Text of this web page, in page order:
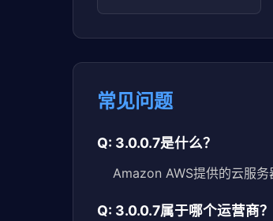
常见问题
Q: 3.0.0.7是什么？
Amazon AWS提供的云服
Q: 3.0.0.7属于哪个运营商？